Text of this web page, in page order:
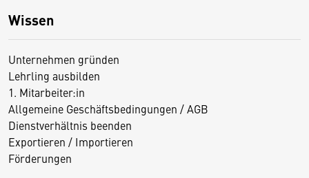
Wissen
Unternehmen gründen
Lehrling ausbilden
1. Mitarbeiter:in
Allgemeine Geschäftsbedingungen / AGB
Dienstverhältnis beenden
Exportieren / Importieren
Förderungen